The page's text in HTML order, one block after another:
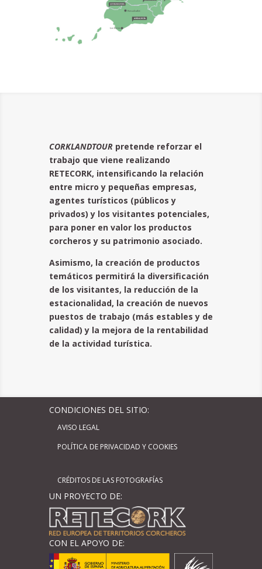
CORKLANDTOUR pretende reforzar el
trabajo que viene realizando
RETECORK, intensificando la relación
entre micro y pequeñas empresas,
agentes turísticos (públicos y
privados) y los visitantes potenciales,
para poner en valor los productos
corcheros y su patrimonio asociado.
Asimismo, la creación de productos
temáticos permitirá la diversificación
de los visitantes, la reducción de la
estacionalidad, la creación de nuevos
puestos de trabajo (más estables y de
calidad) y la mejora de la rentabilidad
de la actividad turística.
CONDICIONES DEL SITIO:
AVISO LEGAL
POLÍTICA DE PRIVACIDAD Y COOKIES
CRÉDITOS DE LAS FOTOGRAFÍAS
UN PROYECTO DE:
CON EL APOYO DE: